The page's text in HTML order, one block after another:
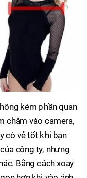
kém phần quan
chằm vào camera,
có vẻ tốt khi bạn
công ty, nhưng
Bằng cách xoay